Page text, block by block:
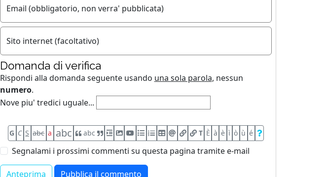
Email (obbligatorio, non verra' pubblicata)
Sito internet (facoltativo)
Domanda di verifica
Rispondi alla domanda seguente usando una sola parola, nessun
numero.
Nove piu' tredici uguale...
G C S abc a abc abc T È à è ì ò ù é
Segnalami i prossimi commenti su questa pagina tramite e-mail